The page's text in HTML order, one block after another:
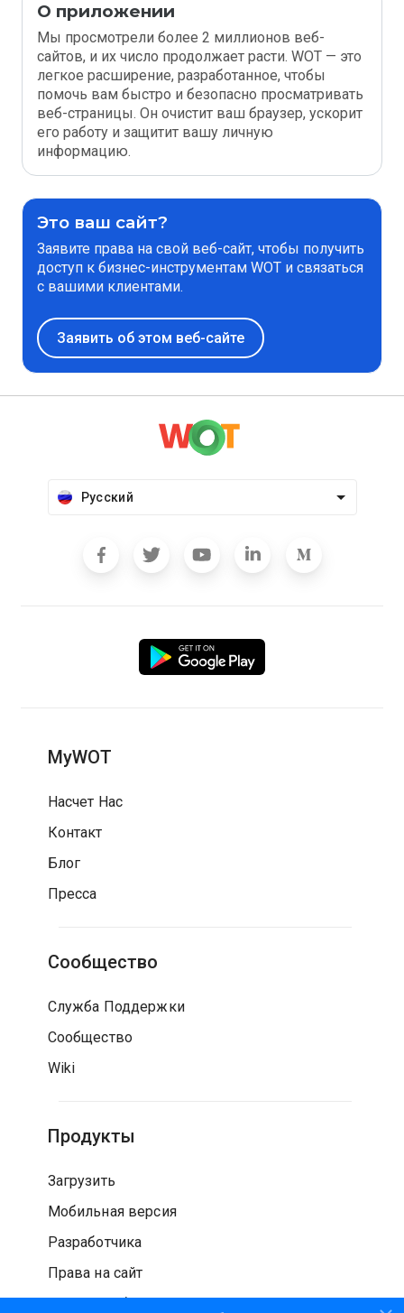
О приложении
Мы просмотрели более 2 миллионов веб-
сайтов, и их число продолжает расти. WOT — это
легкое расширение, разработанное, чтобы
помочь вам быстро и безопасно просматривать
веб-страницы. Он очистит ваш браузер, ускорит
его работу и защитит вашу личную
информацию.
Это ваш сайт?
Заявите права на свой веб-сайт, чтобы получить
доступ к бизнес-инструментам WOT и связаться
с вашими клиентами.
Заявить об этом веб-сайте
Русский
MyWOT
Насчет Нас
Контакт
Блог
Пресса
Сообщество
Служба Поддержки
Сообщество
Wiki
Продукты
Загрузить
Мобильная версия
Разработчика
Права на сайт
Проверка безопасности